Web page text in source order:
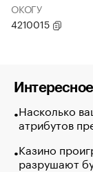
ОКОГУ
4210015
Насколько
атрибутов
Казино
разрушают